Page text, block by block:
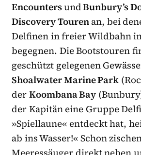
EncountersundBunbury’s
Discovery Tourenan, bei
Delfinen in freier Wildbahn
begegnen. Die Bootstouren
geschützt gelegenen
Shoalwater Marine Park
derKoombana Bay
der Kapitän eine Gruppe
»Spiellaune« entdeckt hat,
ab ins Wasser!« Schon